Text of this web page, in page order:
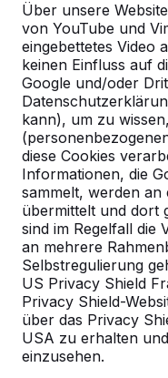
Über unsere
von YouTube und
eingebettetes Video
keinen Einfluss auf
Google und/oder
kann), um zu
diese Cookies
Informationen, die
sammelt, werden
übermittelt und dort
sind im Regelfall die
an mehrere
Selbstregulierung
US Privacy Shield
Privacy Shield-
über das Privacy
USA zu erhalten
einzusehen.
Zie ook
Kleinwaabs
Kontakt
HeBlad Deutschland
Diekerstraße 97
42781 Haan
Deutschland